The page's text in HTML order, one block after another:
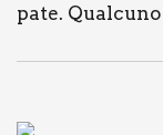
pa­te.